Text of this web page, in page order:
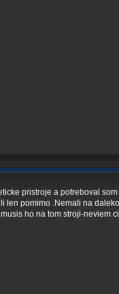
pristroje a potreboval
pomimo .Nemali na
ho na tom stroji-neviem